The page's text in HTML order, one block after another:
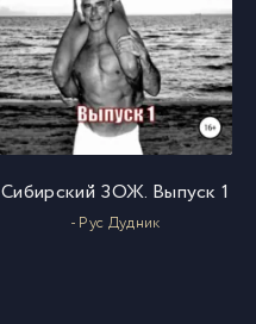
Сибирский ЗОЖ. Выпуск 1
- Рус Дудник